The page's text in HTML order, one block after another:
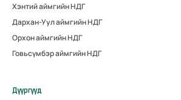
Хэнтий аймгийн НДГ
Дархан-Уул аймгийн НДГ
Орхон аймгийн НДГ
Говьсүмбэр аймгийн НДГ
Дүүргүүд